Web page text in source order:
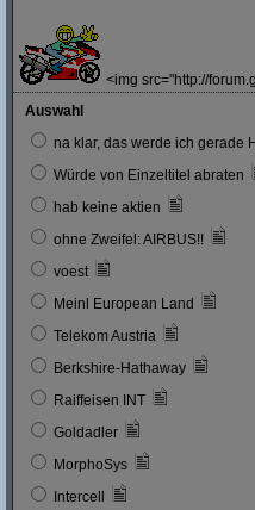
<img src="http://
Auswahl
na klar, das werde ich gerade
Würde von Einzeltitel abraten
hab keine aktien
ohne Zweifel: AIRBUS!!
voest
Meinl European Land
Telekom Austria
Berkshire-Hathaway
Raiffeisen INT
Goldadler
MorphoSys
Intercell